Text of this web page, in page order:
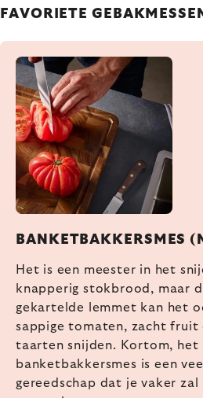
FAVORIETE
BANKETBAKKERSMES
Het is een meester in het
knapperig stokbrood, maar
gekartelde lemmet kan het
sappige tomaten, zacht fruit
taarten snijden. Kortom, het
banketbakkersmes is een
gereedschap dat je vaker zal